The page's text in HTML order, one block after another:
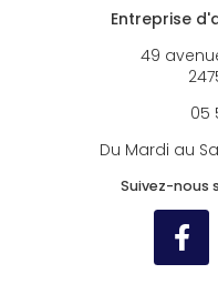
Entreprise
49
05
Du Mardi au
Suivez-nous